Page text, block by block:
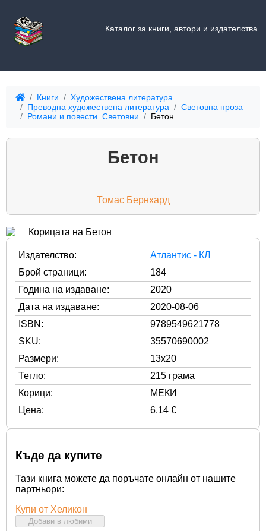
Каталог за книги, автори и издателства
Книги
Художествена литература
Преводна художествена литература
Световна проза
Романи и повести. Световни
Бетон
Бетон
Томас Бернхард
Издателство:
Атлантис - КЛ
Брой страници:
184
Година на издаване:
2020
Дата на издаване:
2020-08-06
ISBN:
9789549621778
SKU:
35570690002
Размери:
13x20
Тегло:
215 грама
Корици:
МЕКИ
Цена:
6.14 €
Къде да купите
Тази книга можете да поръчате онлайн от нашите
партньори:
Купи от Хеликон
Добави в любими